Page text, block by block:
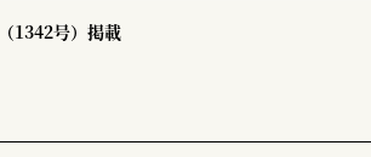
1342号）掲載